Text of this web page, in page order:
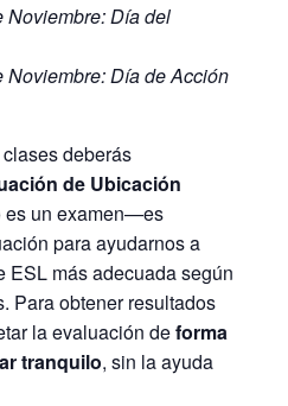
Noviembre: Día del
Noviembre: Día de Acción
deberás
de Ubicación
es un examen—es
para ayudarnos a
ESL más adecuada según
Para obtener resultados
la evaluación deforma
tranquilo, sin la ayuda